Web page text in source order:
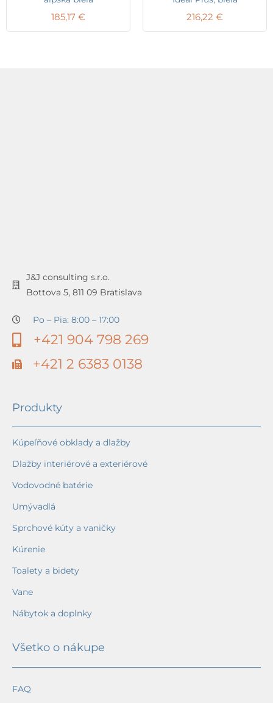
185,17 € 216,22 €
J&J consulting s.r.o.
Bottova 5, 811 09 Bratislava
Po – Pia: 8:00 – 17:00
+421 904 798 269
+421 2 6383 0138
Produkty
Kúpeľňové obklady a dlažby
Dlažby interiérové a exteriérové
Vodovodné batérie
Umývadlá
Sprchové kúty a vaničky
Kúrenie
Toalety a bidety
Vane
Nábytok a doplnky
Všetko o nákupe
FAQ